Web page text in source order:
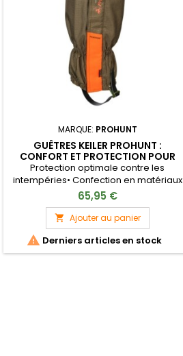
MARQUE: PROHUNT
GUÊTRES KEILER PROHUNT :
CONFORT ET PROTECTION POUR
CHASSEURS
Protection optimale contre les
intempéries• Confection en matériaux
de haute qualité• Conception
ergonomique pour un confort durable•
Faciles à enfilées et à ajuster• Parfaites
pour toutes les saisons• Idéales pour le
terrain accidenté
65,95 €
 Ajouter au panier
 Derniers articles en stock